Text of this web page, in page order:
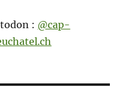
: @cap-